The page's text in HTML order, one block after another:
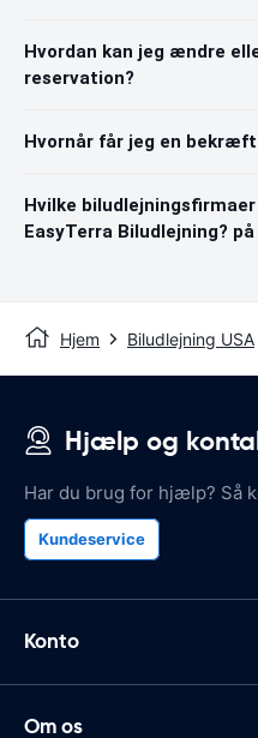
Hvordan kan jeg ændre
reservation?
Hvornår får jeg en
Hvilke
EasyTerra Biludlejning?
Hjem Biludlejning USA
Hjælp og
Har du brug for hjælp? Så
Kundeservice
Konto
Om os